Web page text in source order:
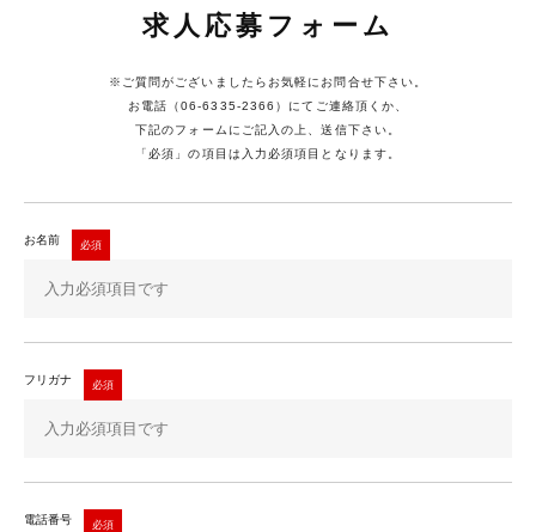
求人応募フォーム
※ご質問がございましたらお気軽にお問合せ下さい。
お電話（06-6335-2366）にてご連絡頂くか、
下記のフォームにご記入の上、送信下さい。
「必須」の項目は入力必須項目となります。
お名前
フリガナ
電話番号